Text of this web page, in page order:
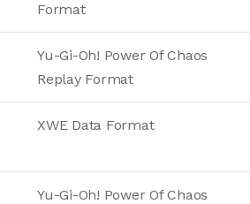
Format
Yu-Gi-Oh! Power Of Chaos
Replay Format
XWE Data Format
Yu-Gi-Oh! Power Of Chaos